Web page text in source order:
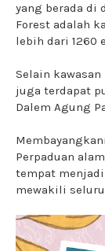
yang berada di
Forest adalah
lebih dari 1260
Selain
juga terdapat
Dalem Agung
Perpaduan
tempat
mewakili